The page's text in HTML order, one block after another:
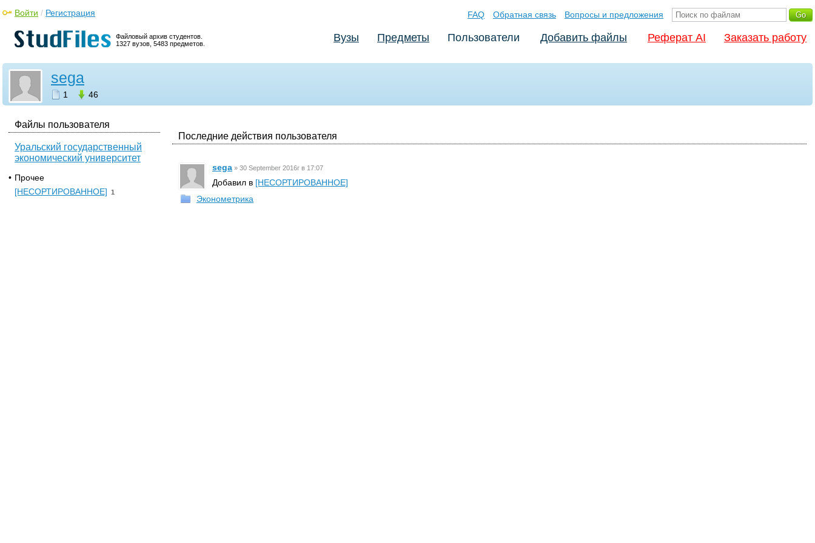
Файловый архив студентов.
1327 вузов, 5483 предметов.
Войти / Регистрация FAQ Обратная связь Вопросы и предложения
Вузы Предметы Пользователи Добавить файлы Реферат AI Заказать работу
sega
1 46
Файлы пользователя
Уральский государственный
экономический университет
• Прочее
[НЕСОРТИРОВАННОЕ] 1
Последние действия пользователя
sega » 30 September 2016г в 17:07
Добавил в [НЕСОРТИРОВАННОЕ]
Эконометрика